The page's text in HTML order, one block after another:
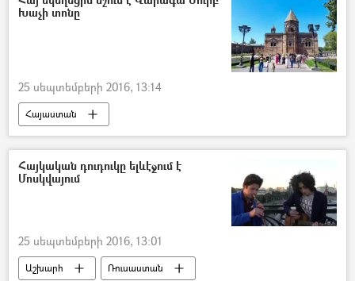
Խաչի տոնը
25 սեպտեմբերի 2016, 13:14
Հայաստան
Հայկական դուդուկը ելևէջում է
Մոսկվայում
25 սեպտեմբերի 2016, 13:01
Աշխարհ Ռուսաստան